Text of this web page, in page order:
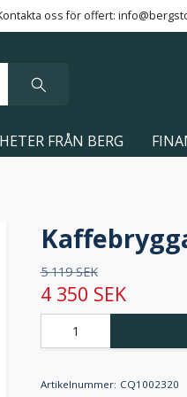
oss för offert:
FRÅN BERG
5 119 SEK
4 350 SEK
Artikelnummer: CQ1002320